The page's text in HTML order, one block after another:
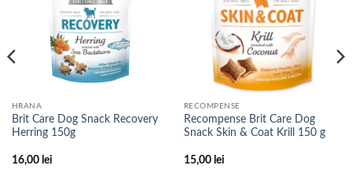
HRANA
Brit Care Dog Snack Recovery
Herring 150g
16,00 lei
RECOMPENSE
Recompense Brit Care Dog
Snack Skin & Coat Krill 150 g
15,00 lei